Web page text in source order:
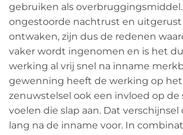
gebruiken als
ongestoorde nachtrust en
ontwaken, zijn dus de redenen
vaker wordt ingenomen en is het
werking al vrij snel na inname
gewenning heeft de werking op het
zenuwstelsel ook een invloed op de
voelen die slap aan. Dat
lang na de inname voor. In